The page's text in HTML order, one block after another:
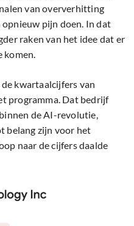
van oververhitting
opnieuw pijn doen. In dat
raken van het idee dat er
komen.
kwartaalcijfers van
programma. Dat bedrijf
de AI-revolutie,
belang zijn voor het
naar de cijfers daalde